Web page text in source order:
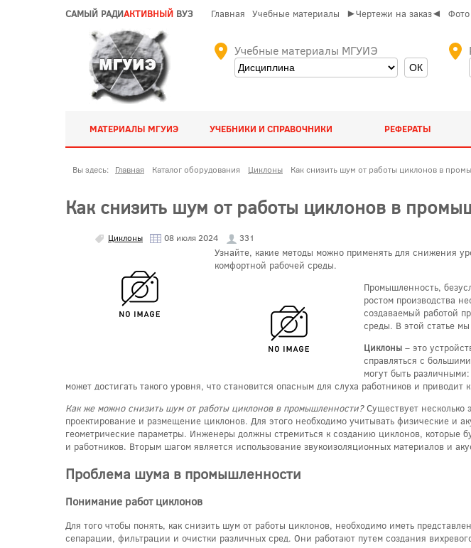
САМЫЙ РАДИАКТИВНЫЙ ВУЗ Главная Учебные материалы ►Чертежи на заказ◄ Фото
Учебные материалы МГУИЭ
МАТЕРИАЛЫ МГУИЭ УЧЕБНИКИ И СПРАВОЧНИКИ РЕФЕРАТЫ
Вы здесь: Главная Каталог оборудования Циклоны Как снизить шум от работы циклонов в
Как снизить шум от работы циклонов в
Циклоны 08 июля 2024 331
Узнайте, какие методы можно применять для снижения
комфортной рабочей среды.
Промышленность,
ростом производства
создаваемый работой
среды. В этой статье
Циклоны – это
справляться с
могут быть
может достигать такого уровня, что становится опасным для слуха работников и
Как же можно снизить шум от работы циклонов в промышленности?Существует несколько
проектирование и размещение циклонов. Для этого необходимо учитывать физические и
геометрические параметры. Инженеры должны стремиться к созданию циклонов,
и работников. Вторым шагом является использование звукоизоляционных материалов и
Проблема шума в промышленности
Понимание работ циклонов
Для того чтобы понять, как снизить шум от работы циклонов, необходимо иметь
сепарации, фильтрации и очистки различных сред. Они работают путем создания